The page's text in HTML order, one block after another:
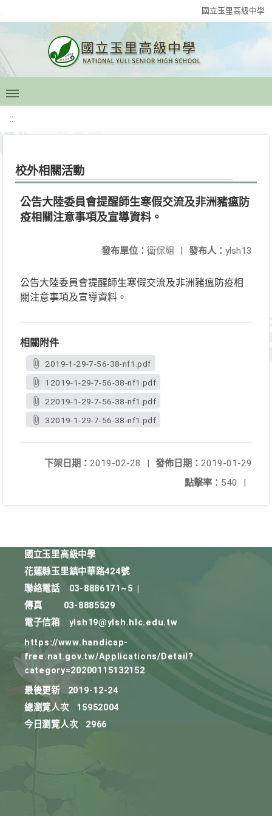
國立玉里高級中學
:::
校外相關活動
公告大陸委員會提醒師生寒假交流及非洲豬瘟防
疫相關注意事項及宣導資料。
發布人： ylsh13
發布單位： 衛保組 |
公告大陸委員會提醒師生寒假交流及非洲豬瘟防疫相
關注意事項及宣導資料。
相關附件
2019-1-29-7-56-38-nf1.pdf
12019-1-29-7-56-38-nf1.pdf
22019-1-29-7-56-38-nf1.pdf
32019-1-29-7-56-38-nf1.pdf
發佈日期： 2019-01-29
下架日期： 2019-02-28
|
點擊率： 540 |
國立玉里高級中學
花蓮縣玉里鎮中華路424號
聯絡電話
03-8886171~5
傳真
03-8885529
電子信箱
ylsh19@ylsh.hlc.edu.tw
https://www.handicap-
free.nat.gov.tw/Applications/Detail?
category=20200115132152
最後更新
2019-12-24
總瀏覽人次
15952004
今日瀏覽人次
2966